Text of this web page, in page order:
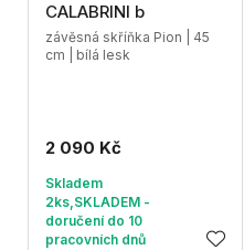
CALABRINI b
závěsná skříňka Pion | 45
cm | bílá lesk
2 090 Kč
Skladem
2ks,SKLADEM -
doručení do 10
pracovních dnů